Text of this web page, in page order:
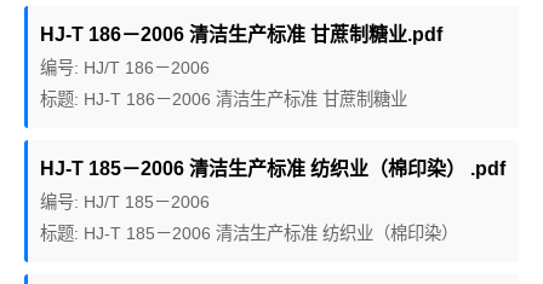
HJ-T 186－2006 清洁生产标准 甘蔗制糖业.pdf
编号: HJ/T 186－2006
标题: HJ-T 186－2006 清洁生产标准 甘蔗制糖业
HJ-T 185－2006 清洁生产标准 纺织业（棉印染） .pdf
编号: HJ/T 185－2006
标题: HJ-T 185－2006 清洁生产标准 纺织业（棉印染）